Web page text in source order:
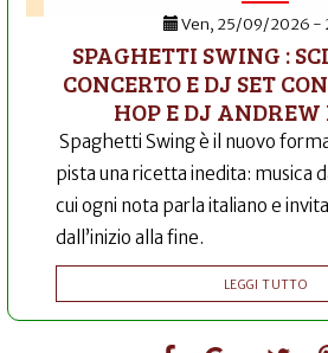
Ven, 25/09/2026 -
SPAGHETTI SWING :
CONCERTO E DJ SET
HOP E DJ
Spaghetti Swing è il nuovo
pista una ricetta inedita: musica
cui ogni nota parla italiano e
dall’inizio alla fine.
LEGGI TUTTO